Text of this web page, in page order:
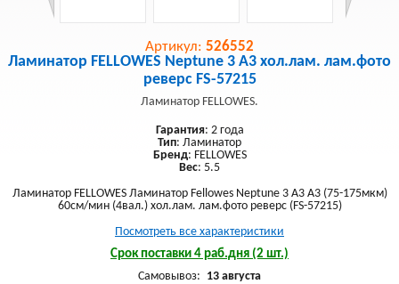
Артикул: 526552
Ламинатор FELLOWES Neptune 3 A3 хол.лам. лам.фото
реверс FS-57215
Ламинатор FELLOWES.
Гарантия: 2 года
Тип: Ламинатор
Бренд: FELLOWES
Вес: 5.5
Ламинатор FELLOWES Ламинатор Fellowes Neptune 3 A3 A3 (75-175мкм)
60см/мин (4вал.) хол.лам. лам.фото реверс (FS-57215)
Посмотреть все характеристики
Срок поставки 4 раб.дня (2 шт.)
Самовывоз: 13 августа